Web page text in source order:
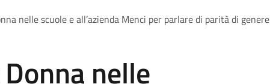
nelle scuole e all’azienda Menci per parlare di parità di genere
nelle